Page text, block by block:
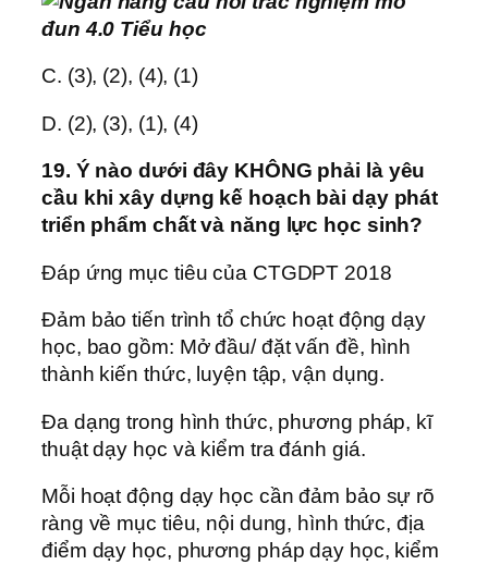
C. (3), (2), (4), (1)
D. (2), (3), (1), (4)
19. Ý nào dưới đây KHÔNG phải là yêu
cầu khi xây dựng kế hoạch bài dạy phát
triển phẩm chất và năng lực học sinh?
Đáp ứng mục tiêu của CTGDPT 2018
Đảm bảo tiến trình tổ chức hoạt động dạy
học, bao gồm: Mở đầu/ đặt vấn đề, hình
thành kiến thức, luyện tập, vận dụng.
Đa dạng trong hình thức, phương pháp, kĩ
thuật dạy học và kiểm tra đánh giá.
Mỗi hoạt động dạy học cần đảm bảo sự rõ
ràng về mục tiêu, nội dung, hình thức, địa
điểm dạy học, phương pháp dạy học, kiểm